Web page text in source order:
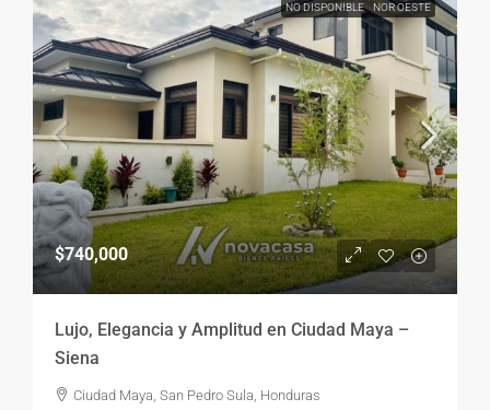
NO DISPONIBLE NOR OESTE
$740,000
Lujo, Elegancia y Amplitud en Ciudad Maya –
Siena
Ciudad Maya, San Pedro Sula, Honduras